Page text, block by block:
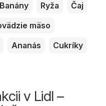
Banány Ryža
Čaj
mäso
Ananás
Cukríky
v Lidl –